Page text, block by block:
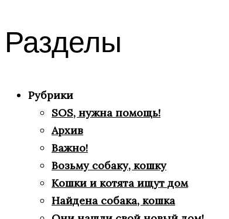
Разделы
Рубрики
SOS, нужна помощь!
Архив
Важно!
Возьму собаку, кошку
Кошки и котята ищут дом
Найдена собака, кошка